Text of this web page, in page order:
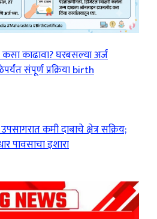
काढावा? घरबसल्या अर्ज
संपूर्ण प्रक्रिया birth
कमी दाबाचे क्षेत्र सक्रिय;
पावसाचा इशारा